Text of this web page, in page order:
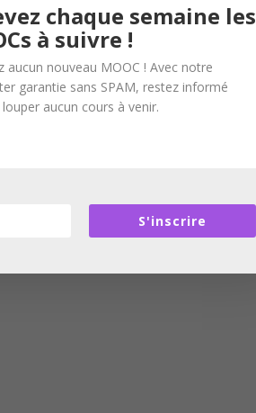
chaque semaine les
à suivre !
aucun nouveau MOOC ! Avec notre
garantie sans SPAM, restez informé
aucun cours à venir.
S'inscrire